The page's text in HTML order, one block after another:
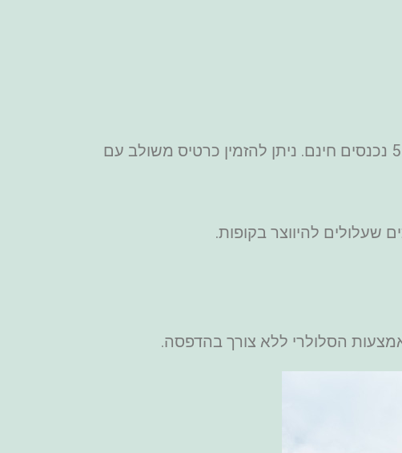
מחיר כרטיס ברכבל החל מ-40 יורו. ילדים בגילאי 6-15 מקבלים הנחה משמעותית ועד גיל 5 נכנסים חינם. ניתן להזמין כרטיס משולב עם
שעלולים להיווצר בקופות.
הסלולרי ללא צורך בהדפסה.